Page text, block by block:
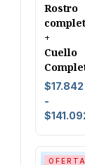
Rostro
+
Cuello
$17.842
-
$
OFERTA